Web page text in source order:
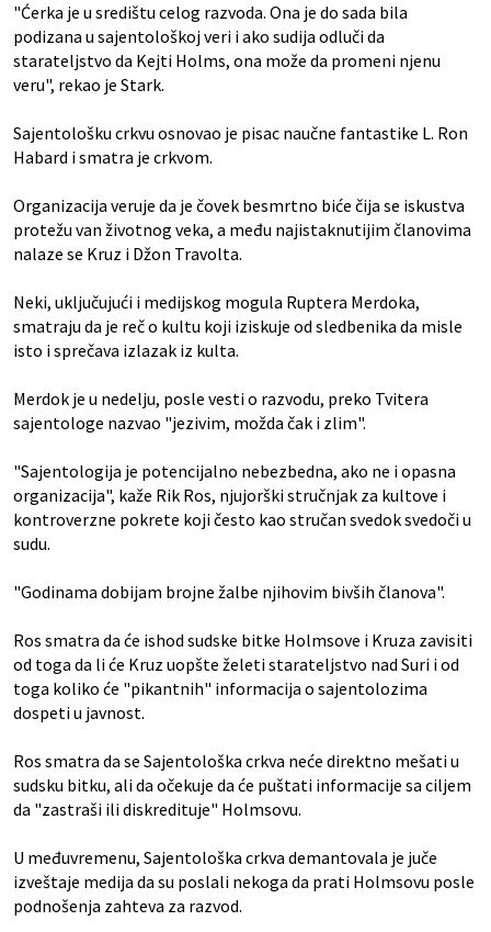
"Ćerka je u središtu celog razvoda. Ona je do sada bila
podizana u sajentološkoj veri i ako sudija odluči da
starateljstvo da Kejti Holms, ona može da promeni njenu
veru", rekao je Stark.
Sajentološku crkvu osnovao je pisac naučne fantastike L. Ron
Habard i smatra je crkvom.
Organizacija veruje da je čovek besmrtno biće čija se iskustva
protežu van životnog veka, a među najistaknutijim članovima
nalaze se Kruz i Džon Travolta.
Neki, uključujući i medijskog mogula Ruptera Merdoka,
smatraju da je reč o kultu koji iziskuje od sledbenika da misle
isto i sprečava izlazak iz kulta.
Merdok je u nedelju, posle vesti o razvodu, preko Tvitera
sajentologe nazvao "jezivim, možda čak i zlim".
"Sajentologija je potencijalno nebezbedna, ako ne i opasna
organizacija", kaže Rik Ros, njujorški stručnjak za kultove i
kontroverzne pokrete koji često kao stručan svedok svedoči u
sudu.
"Godinama dobijam brojne žalbe njihovim bivših članova".
Ros smatra da će ishod sudske bitke Holmsove i Kruza zavisiti
od toga da li će Kruz uopšte želeti starateljstvo nad Suri i od
toga koliko će "pikantnih" informacija o sajentolozima
dospeti u javnost.
Ros smatra da se Sajentološka crkva neće direktno mešati u
sudsku bitku, ali da očekuje da će puštati informacije sa ciljem
da "zastraši ili diskredituje" Holmsovu.
U međuvremenu, Sajentološka crkva demantovala je juče
izveštaje medija da su poslali nekoga da prati Holmsovu posle
podnošenja zahteva za razvod.